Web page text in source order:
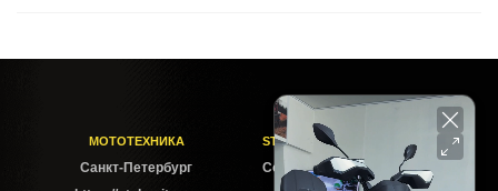
МОТОТЕХНИКА
Cанкт-Петербург
STELS-PITER СОФИЙСКАЯ
Софийская ул. 6Б